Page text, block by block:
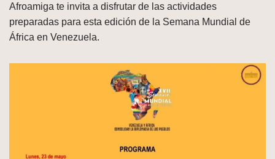
Afroamiga te invita a disfrutar de las actividades
preparadas para esta edición de la Semana Mundial de
África en Venezuela.